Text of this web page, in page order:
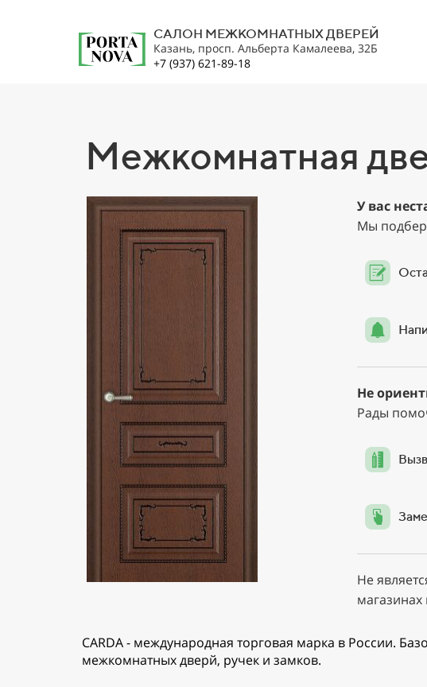
САЛОН МЕЖКОМНАТНЫХ ДВЕРЕЙ
Казань, просп. Альберта Камалеева, 32Б
+7 (937) 621-89-18
Межкомнатная
У вас
Мы
Не
Рады
Не
магазинах
CARDA - международная торговая марка в России.
межкомнатных дверй, ручек и замков.